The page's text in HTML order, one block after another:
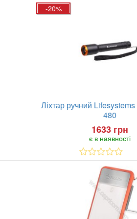
-20%
Ліхтар ручний
480
1633 грн
є в наявності